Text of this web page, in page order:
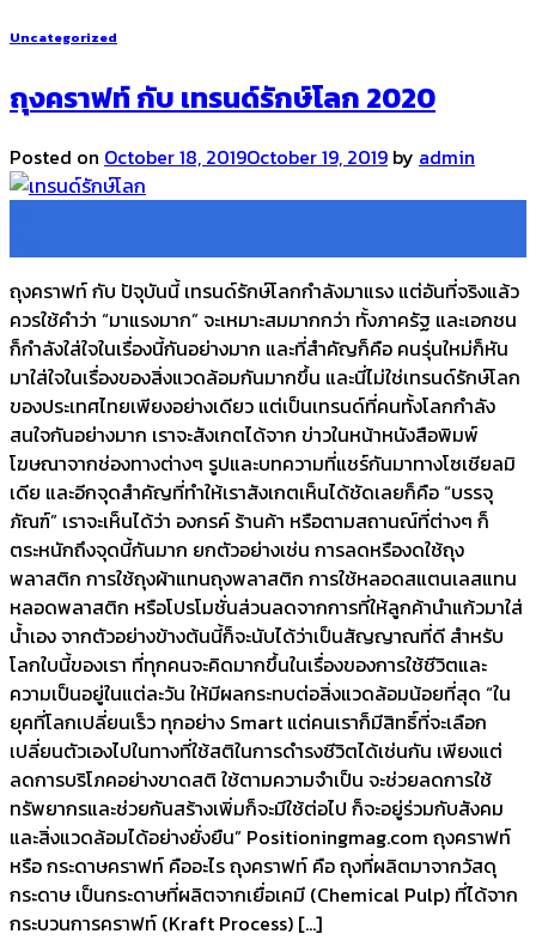
Uncategorized
ถุงคราฟท์ กับ เทรนด์รักษ์โลก 2020
Posted on October 18, 2019October 19, 2019 by admin
ถุงคราฟท์ กับ ปัจุบันนี้ เทรนด์รักษ์โลกกำลังมาแรง แต่อันที่จริงแล้ว
ควรใช้คำว่า “มาแรงมาก” จะเหมาะสมมากกว่า ทั้งภาครัฐ และเอกชน
ก็กำลังใส่ใจในเรื่องนี้กันอย่างมาก และที่สำคัญก็คือ คนรุ่นใหม่ก็หัน
มาใส่ใจในเรื่องของสิ่งแวดล้อมกันมากขึ้น และนี่ไม่ใช่เทรนด์รักษ์โลก
ของประเทศไทยเพียงอย่างเดียว แต่เป็นเทรนด์ที่คนทั้งโลกกำลัง
สนใจกันอย่างมาก เราจะสังเกตได้จาก ข่าวในหน้าหนังสือพิมพ์
โฆษณาจากช่องทางต่างๆ รูปและบทความที่แชร์กันมาทางโซเชียลมิ
เดีย และอีกจุดสำคัญที่ทำให้เราสังเกตเห็นได้ชัดเลยก็คือ “บรรจุ
ภัณฑ์” เราจะเห็นได้ว่า องกรค์ ร้านค้า หรือตามสถานณ์ที่ต่างๆ ก็
ตระหนักถึงจุดนี้กันมาก ยกตัวอย่างเช่น การลดหรืองดใช้ถุง
พลาสติก การใช้ถุงผ้าแทนถุงพลาสติก การใช้หลอดสแตนเลสแทน
หลอดพลาสติก หรือโปรโมชั่นส่วนลดจากการที่ให้ลูกค้านำแก้วมาใส่
น้ำเอง จากตัวอย่างข้างต้นนี้ก็จะนับได้ว่าเป็นสัญญาณที่ดี สำหรับ
โลกใบนี้ของเรา ที่ทุกคนจะคิดมากขึ้นในเรื่องของการใช้ชีวิตและ
ความเป็นอยู่ในแต่ละวัน ให้มีผลกระทบต่อสิ่งแวดล้อมน้อยที่สุด “ใน
ยุคที่โลกเปลี่ยนเร็ว ทุกอย่าง Smart แต่คนเราก็มีสิทธิ์ที่จะเลือก
เปลี่ยนตัวเองไปในทางที่ใช้สติในการดำรงชีวิตได้เช่นกัน เพียงแต่
ลดการบริโภคอย่างขาดสติ ใช้ตามความจำเป็น จะช่วยลดการใช้
ทรัพยากรและช่วยกันสร้างเพิ่มก็จะมีใช้ต่อไป ก็จะอยู่ร่วมกับสังคม
และสิ่งแวดล้อมได้อย่างยั่งยืน” Positioningmag.com ถุงคราฟท์
หรือ กระดาษคราฟท์ คืออะไร ถุงคราฟท์ คือ ถุงที่ผลิตมาจากวัสดุ
กระดาษ เป็นกระดาษที่ผลิตจากเยื่อเคมี (Chemical Pulp) ที่ได้จาก
กระบวนการคราฟท์ (Kraft Process) […]